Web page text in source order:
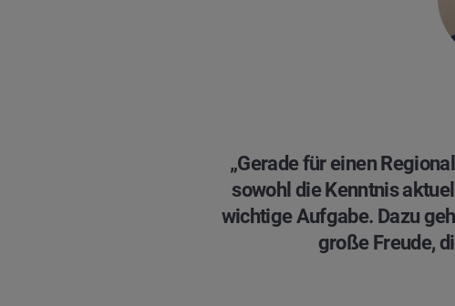
„Gerade für einen
sowohl die Kenntnis
wichtige Aufgabe. Dazu
große Freude,